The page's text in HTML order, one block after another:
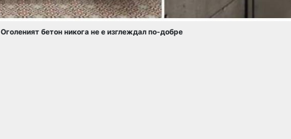
Оголеният бетон никога не е изглеждал по-добре